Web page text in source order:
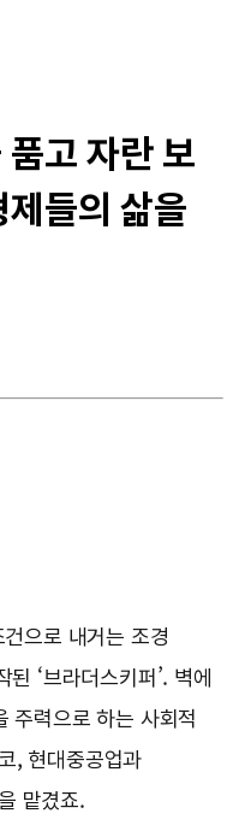
고 자란 보
들의 삶을
건으로 내거는 조경
‘브라더스키퍼’. 벽에
주력으로 하는 사회적
, 현대중공업과
맡겼죠.